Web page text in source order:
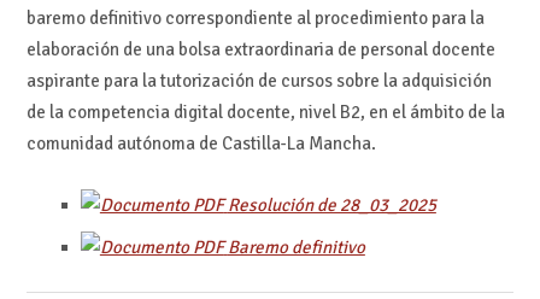
baremo definitivo correspondiente al procedimiento para la
elaboración de una bolsa extraordinaria de personal docente
aspirante para la tutorización de cursos sobre la adquisición
de la competencia digital docente, nivel B2, en el ámbito de la
comunidad autónoma de Castilla-La Mancha.
Resolución de 28_03_2025
Baremo definitivo